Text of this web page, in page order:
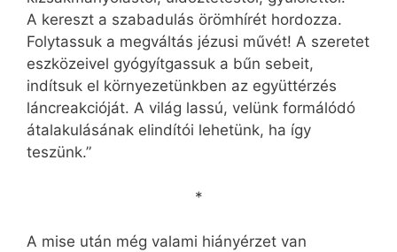
A kereszt a szabadulás örömhírét hordozza.
Folytassuk a megváltás jézusi művét! A szeretet
eszközeivel gyógyítgassuk a bűn sebeit,
indítsuk el környezetünkben az együttérzés
láncreakcióját. A világ lassú, velünk formálódó
átalakulásának elindítói lehetünk, ha így
teszünk.”
*
A mise után még valami hiányérzet van